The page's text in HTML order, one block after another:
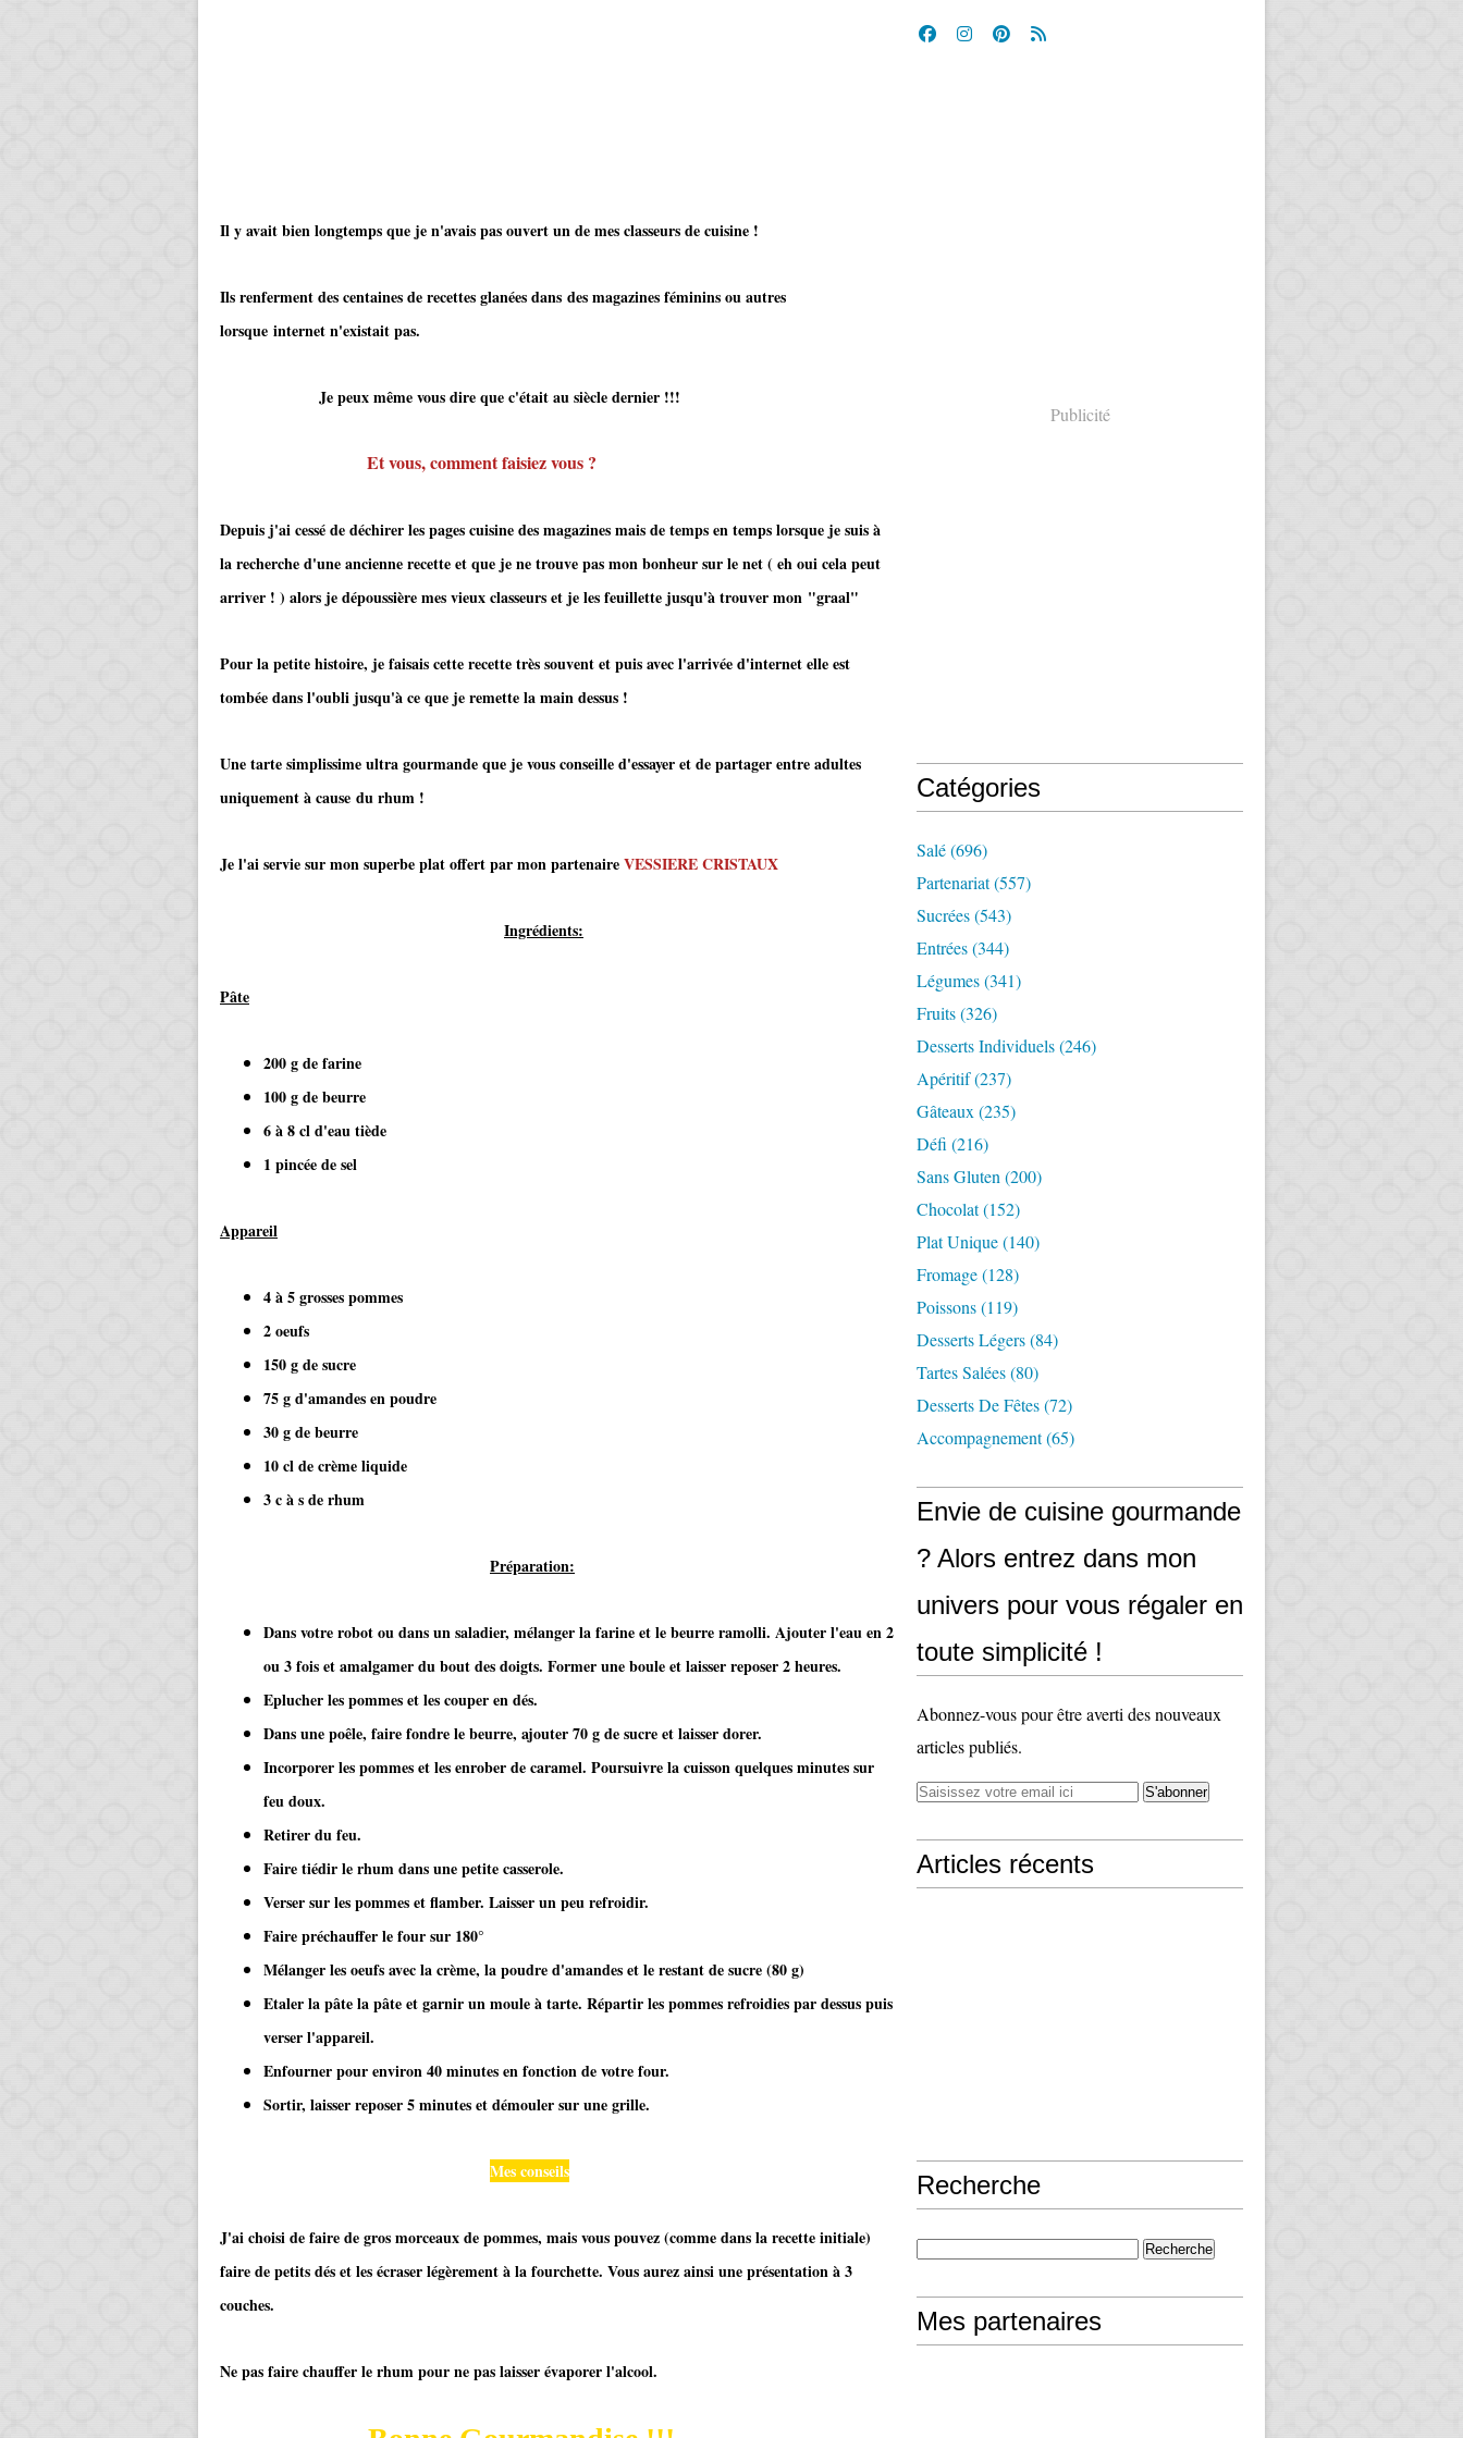
Il y avait bien longtemps que je n'avais pas ouvert un de mes classeurs de cuisine !
Ils renferment des centaines de recettes glanées dans des magazines féminins ou autres
lorsque internet n'existait pas.
Je peux même vous dire que c'était au siècle dernier !!!
Et vous, comment faisiez vous ?
Depuis j'ai cessé de déchirer les pages cuisine des magazines mais de temps en temps lorsque je suis à
la recherche d'une ancienne recette et que je ne trouve pas mon bonheur sur le net ( eh oui cela peut
arriver ! ) alors je dépoussière mes vieux classeurs et je les feuillette jusqu'à trouver mon "graal"
Pour la petite histoire, je faisais cette recette très souvent et puis avec l'arrivée d'internet elle est
tombée dans l'oubli jusqu'à ce que je remette la main dessus !
Une tarte simplissime ultra gourmande que je vous conseille d'essayer et de partager entre adultes
uniquement à cause du rhum !
Je l'ai servie sur mon superbe plat offert par mon partenaireVESSIERE CRISTAUX
Ingrédients:
Pâte
200 g de farine
100 g de beurre
6 à 8 cl d'eau tiède
1 pincée de sel
Appareil
4 à 5 grosses pommes
2 oeufs
150 g de sucre
75 g d'amandes en poudre
30 g de beurre
10 cl de crème liquide
3 c à s de rhum
Préparation:
Dans votre robot ou dans un saladier, mélanger la farine et le beurre ramolli. Ajouter l'eau en 2
ou 3 fois et amalgamer du bout des doigts. Former une boule et laisser reposer 2 heures.
Eplucher les pommes et les couper en dés.
Dans une poêle, faire fondre le beurre, ajouter 70 g de sucre et laisser dorer.
Incorporer les pommes et les enrober de caramel. Poursuivre la cuisson quelques minutes sur
feu doux.
Retirer du feu.
Faire tiédir le rhum dans une petite casserole.
Verser sur les pommes et flamber. Laisser un peu refroidir.
Faire préchauffer le four sur 180°
Mélanger les oeufs avec la crème, la poudre d'amandes et le restant de sucre (80 g)
Etaler la pâte la pâte et garnir un moule à tarte. Répartir les pommes refroidies par dessus puis
verser l'appareil.
Enfourner pour environ 40 minutes en fonction de votre four.
Sortir, laisser reposer 5 minutes et démouler sur une grille.
Mes conseils
J'ai choisi de faire de gros morceaux de pommes, mais vous pouvez (comme dans la recette initiale)
faire de petits dés et les écraser légèrement à la fourchette. Vous aurez ainsi une présentation à 3
couches.
Ne pas faire chauffer le rhum pour ne pas laisser évaporer l'alcool.
Publicité
Catégories
Salé(696)
Partenariat(557)
Sucrées(543)
Entrées(344)
Légumes(341)
Fruits(326)
Desserts Individuels(246)
Apéritif(237)
Gâteaux (235)
Défi (216)
Sans Gluten (200)
Chocolat(152)
Plat Unique(140)
Fromage(128)
Poissons(119)
Desserts Légers(84)
Tartes Salées(80)
Desserts De Fêtes(72)
Accompagnement(65)
Envie de cuisine gourmande
? Alors entrez dans mon
univers pour vous régaler en
toute simplicité !
Abonnez-vous pour être averti des nouveaux
articles publiés.
Articles récents
Recherche
Mes partenaires